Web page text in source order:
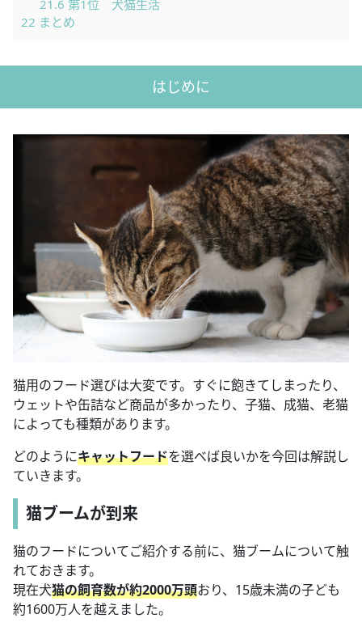
21.6 第1位 犬猫生活
22 まとめ
はじめに
猫用のフード選びは大変です。すぐに飽きてしまったり、
ウェットや缶詰など商品が多かったり、子猫、成猫、老猫
によっても種類があります。
どのようにキャットフードを選べば良いかを今回は解説し
ていきます。
猫ブームが到来
猫のフードについてご紹介する前に、猫ブームについて触
れておきます。
現在犬猫の飼育数が約2000万頭おり、15歳未満の子ども
約1600万人を越えました。